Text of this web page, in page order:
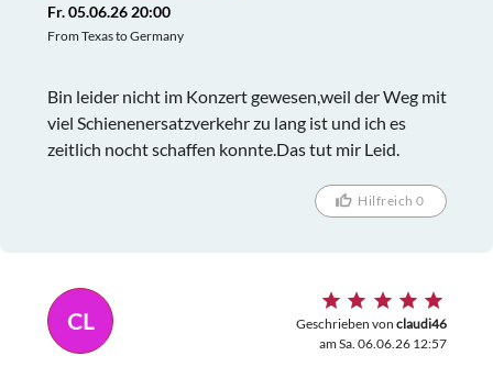
Fr. 05.06.26 20:00
From Texas to Germany
Bin leider nicht im Konzert gewesen,weil der Weg mit
viel Schienenersatzverkehr zu lang ist und ich es
zeitlich nocht schaffen konnte.Das tut mir Leid.
Hilfreich 0
CL Geschrieben von claudi46
am Sa. 06.06.26 12:57